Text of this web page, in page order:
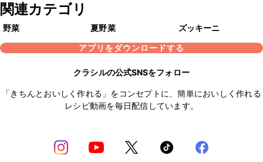
関連カテゴリ
野菜 夏野菜
ズッキーニ
アプリをダウンロードする
クラシルの公式SNSをフォロー
「きちんとおいしく作れる」をコンセプトに、簡単においしく作れる
レシピ動画を毎日配信しています。